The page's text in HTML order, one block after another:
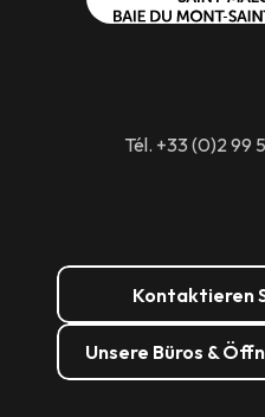
Tél. +33 (0)2 99
Kontaktieren
Unsere Büros &